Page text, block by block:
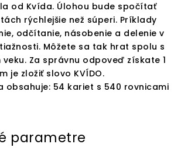
od Kvída. Úlohou bude spočítať
rýchlejšie než súperi. Príklady
odčítanie, násobenie a delenie v
Môžete sa tak hrat spolu s
Za správnu odpoveď získate 1
je zložiť slovo KVÍDO.
obsahuje: 54 kariet s 540 rovnicami
parametre